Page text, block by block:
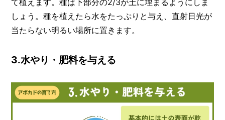
て植えます。種は下部分の2/3が土に埋まるようにしま
しょう。種を植えたら水をたっぷりと与え、直射日光が
当たらない明るい場所に置きます。
3.水やり・肥料を与える